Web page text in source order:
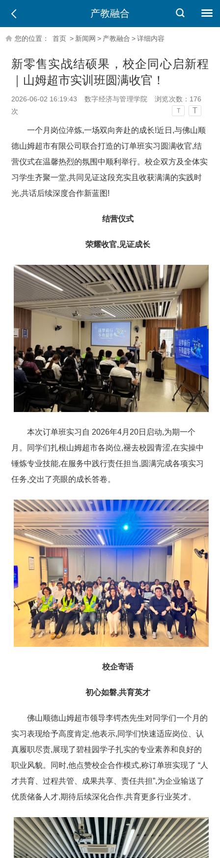
产教融合
您的位置： 首页 > 新闻网 > 产教融合 >详细内容
新零售实战结硕果，校企同心启新程
｜山姆超市实训班圆满收官！
2026-06-02 16:19:43 数字经济与管理学院 浏览次数： 176
次
T T
一个月岗位淬炼,一场双向奔赴的成长!近日,与佛山顺
德山姆超市有限公司联合打造的订单班实习圆满收官,结
营仪式在温馨热烈的氛围中顺利举行。校企双方及全体实
习学生齐聚一堂,共同见证这段充实且收获满满的实践时
光,共话后续深度合作新蓝图!
结营仪式
荣耀收官,见证成长
本次订单班实习自 2026年4月20日启动,为期一个
月。同学们扎根山姆超市各岗位,褪去校园青涩,在实操中
锤炼专业技能,在服务中践行责任担当,圆满完成各项实习
任务,交出了亮眼的成长答卷。
校企寄语
初心如磐,共育英才
佛山顺德山姆超市领导李锷杰先生对同学们一个月的
实习表现给予高度肯定,他表示,同学们快速适应岗位、认
真履职尽责,展现了碧桂园学子扎实的专业素养和良好的
职业风貌。同时,他点赞校企合作模式,称订单班实现了 “人
才共育、过程共管、成果共享、责任共担”,为企业输送了
优质储备人才,期待后续深化合作,共育更多行业英才。